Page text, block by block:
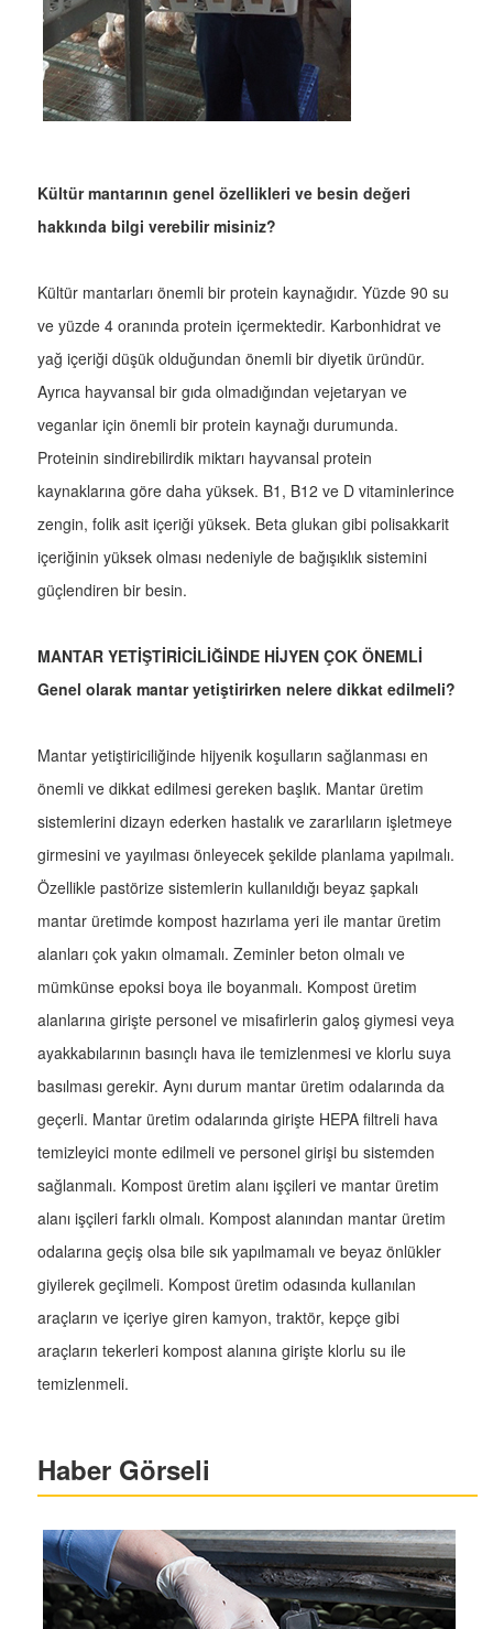
Kültür mantarının genel özellikleri ve besin değeri
hakkında bilgi verebilir misiniz?
Kültür mantarları önemli bir protein kaynağıdır. Yüzde 90 su
ve yüzde 4 oranında protein içermektedir. Karbonhidrat ve
yağ içeriği düşük olduğundan önemli bir diyetik üründür.
Ayrıca hayvansal bir gıda olmadığından vejetaryan ve
veganlar için önemli bir protein kaynağı durumunda.
Proteinin sindirebilirdik miktarı hayvansal protein
kaynaklarına göre daha yüksek. B1, B12 ve D vitaminlerince
zengin, folik asit içeriği yüksek. Beta glukan gibi polisakkarit
içeriğinin yüksek olması nedeniyle de bağışıklık sistemini
güçlendiren bir besin.
MANTAR YETİŞTİRİCİLİĞİNDE HİJYEN ÇOK ÖNEMLİ
Genel olarak mantar yetiştirirken nelere dikkat edilmeli?
Mantar yetiştiriciliğinde hijyenik koşulların sağlanması en
önemli ve dikkat edilmesi gereken başlık. Mantar üretim
sistemlerini dizayn ederken hastalık ve zararlıların işletmeye
girmesini ve yayılması önleyecek şekilde planlama yapılmalı.
Özellikle pastörize sistemlerin kullanıldığı beyaz şapkalı
mantar üretimde kompost hazırlama yeri ile mantar üretim
alanları çok yakın olmamalı. Zeminler beton olmalı ve
mümkünse epoksi boya ile boyanmalı. Kompost üretim
alanlarına girişte personel ve misafirlerin galoş giymesi veya
ayakkabılarının basınçlı hava ile temizlenmesi ve klorlu suya
basılması gerekir. Aynı durum mantar üretim odalarında da
geçerli. Mantar üretim odalarında girişte HEPA filtreli hava
temizleyici monte edilmeli ve personel girişi bu sistemden
sağlanmalı. Kompost üretim alanı işçileri ve mantar üretim
alanı işçileri farklı olmalı. Kompost alanından mantar üretim
odalarına geçiş olsa bile sık yapılmamalı ve beyaz önlükler
giyilerek geçilmeli. Kompost üretim odasında kullanılan
araçların ve içeriye giren kamyon, traktör, kepçe gibi
araçların tekerleri kompost alanına girişte klorlu su ile
temizlenmeli.
Haber Görseli